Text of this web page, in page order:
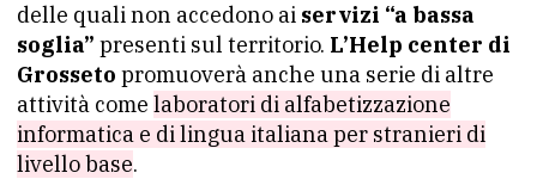
delle quali non accedono ai servizi “a bassa
soglia” presenti sul territorio. L’Help center di
Grosseto promuoverà anche una serie di altre
attività come laboratori di alfabetizzazione
informatica e di lingua italiana per stranieri di
livello base.